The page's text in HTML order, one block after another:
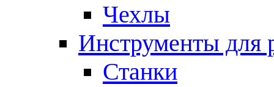
Чехлы
Инструменты для
Станки